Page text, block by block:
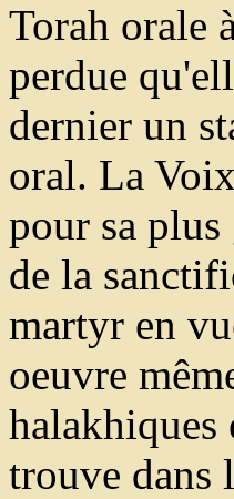
Torah orale
perdue
dernier un
oral. La
pour sa
de la
martyr en
oeuvre
halakhiques
trouve dans